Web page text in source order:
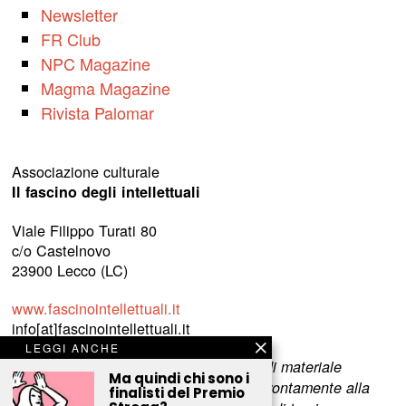
Newsletter
FR Club
NPC Magazine
Magma Magazine
Rivista Palomar
Associazione culturale
Il fascino degli intellettuali
Viale Filippo Turati 80
c/o Castelnovo
23900 Lecco (LC)
www.fascinointellettuali.it
info[at]fascinointellettuali.it
Per segnalare eventuali errori nell’uso di materiale
riservato,
scriveteci e provvederemo prontamente alla
LEGGI ANCHE
Ma quindi chi sono i
finalisti del Premio